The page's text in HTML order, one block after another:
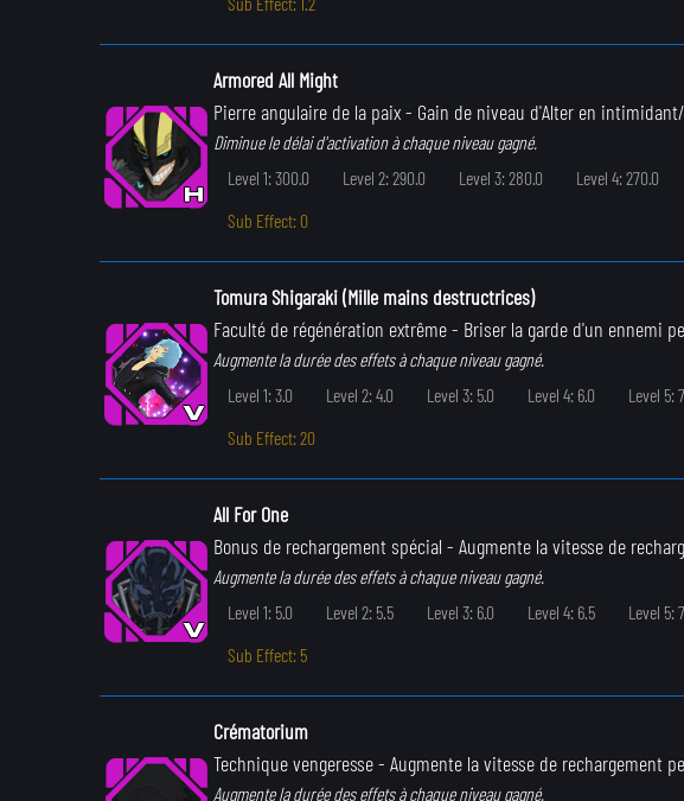
Armored All Might
Pierre angulaire de la paix- Gain de niveau d'Alter en
Diminue le délai d'activation à chaque niveau gagné.
Level 1: 300.0
Level 2: 290.0 Level 3: 280.0 Level 4: 270.0
Sub Effect: 0
Tomura Shigaraki (Mille mains destructrices)
Faculté de régénération extrême- Briser la garde d'un ennemi
Augmente la durée des effets à chaque niveau gagné.
Level 1: 3.0
Level 2: 4.0 Level 3: 5.0 Level 4: 6.0 Level 5:
Sub Effect: 20
All For One
Bonus de rechargement spécial - Augmente la vitesse de
Augmente la durée des effets à chaque niveau gagné.
Level 1: 5.0
Level 2: 5.5 Level 3: 6.0 Level 4: 6.5 Level 5:
Sub Effect: 5
Crématorium
Technique vengeresse- Augmente la vitesse de rechargement
Augmente la durée des effets à chaque niveau gagné.